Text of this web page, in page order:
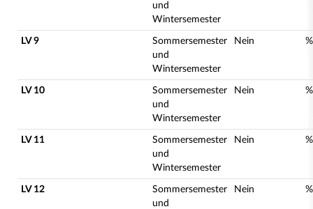
und
Wintersemester
LV 9
Sommersemester
und
Wintersemester
Nein %
LV 10
Sommersemester
und
Wintersemester
Nein %
LV 11
Sommersemester
und
Wintersemester
Nein %
LV 12
Sommersemester
und
Nein %